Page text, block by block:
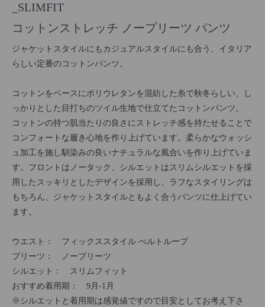
_SLIMFIT
コットンストレッチ ノープリーツ パンツ
ジャケットスタイルにもカジュアルスタイルにも合う、イタリア
らしい定番のコットンパンツ。
コットンをベースにポリウレタンを混紡した糸で秋冬らしい、し
っかりとした目打ちのツイル生地で仕立てたコットンパンツ。
コットンの持つ肌当たりの良さにストレッチ感を持たせることで
コンフォートな履き心地を作り上げています。柔らかなウォッシ
ュ加工を施し馴染みの良いナチュラルな風合いを作り上げていま
す。フロントはノータック、シルエットはスリムシルエットを採
用したスッキリとしたデザインを採用し、ラフなスタイリングは
もちろん、ジャケットスタイルともよく合うパンツに仕上げてい
ます。
ウエスト： フィックススタイル べルトループ
プリーツ： ノープリーツ
シルエット： スリムフィット
おすすめ着用期： 9月-1月
※シルエットと着用期は感覚値ですので目安としてお考え下さ